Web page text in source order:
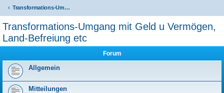
Transformations-Umgang mit Geld u Vermögen, Land-Befreiung etc
Transformations-Umgang mit Geld u Vermögen,
Land-Befreiung etc
Forum
Allgemein
Mitteilungen